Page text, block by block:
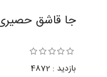
جا قاشق
بازدید : 4872